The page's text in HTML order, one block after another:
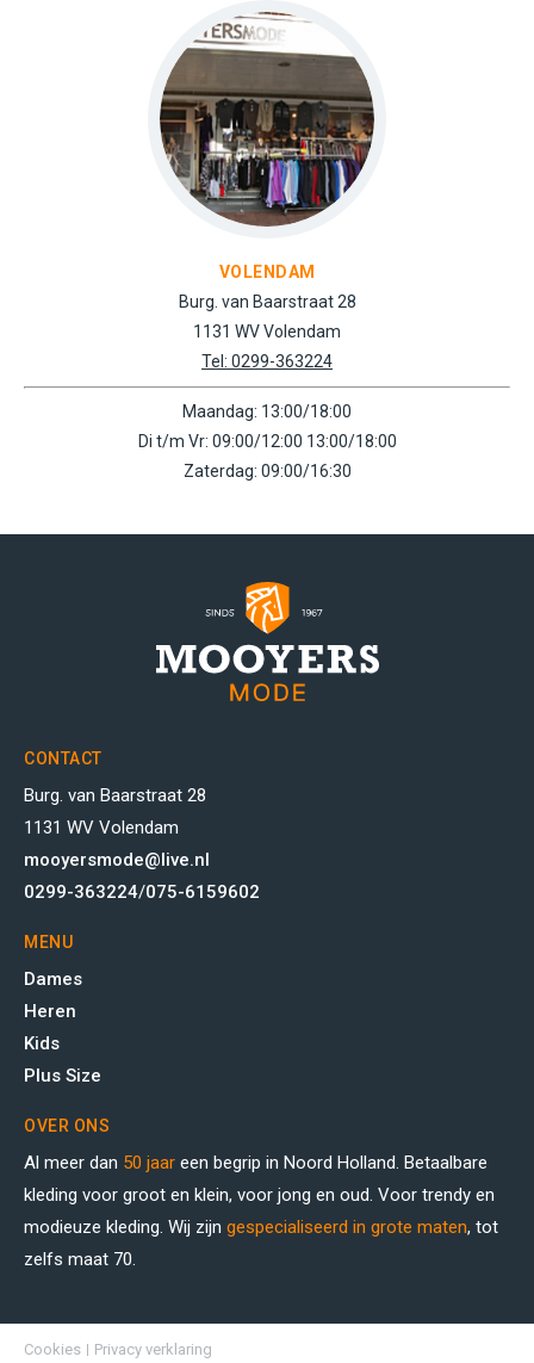
VOLENDAM
Burg. van Baarstraat 28
1131 WV Volendam
Tel: 0299-363224
Maandag: 13:00/18:00
Di t/m Vr: 09:00/12:00 13:00/18:00
Zaterdag: 09:00/16:30
CONTACT
Burg. van Baarstraat 28
1131 WV Volendam
mooyersmode@live.nl
0299-363224/075-6159602
MENU
Dames
Heren
Kids
Plus Size
OVER ONS
Al meer dan 50 jaar een begrip in Noord Holland. Betaalbare
kleding voor groot en klein, voor jong en oud. Voor trendy en
modieuze kleding. Wij zijn gespecialiseerd in grote maten, tot
zelfs maat 70.
Cookies Privacy verklaring